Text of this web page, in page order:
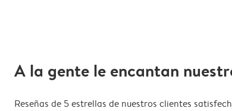
A la gente le encantan
Reseñas de 5 estrellas de nuestros clientes